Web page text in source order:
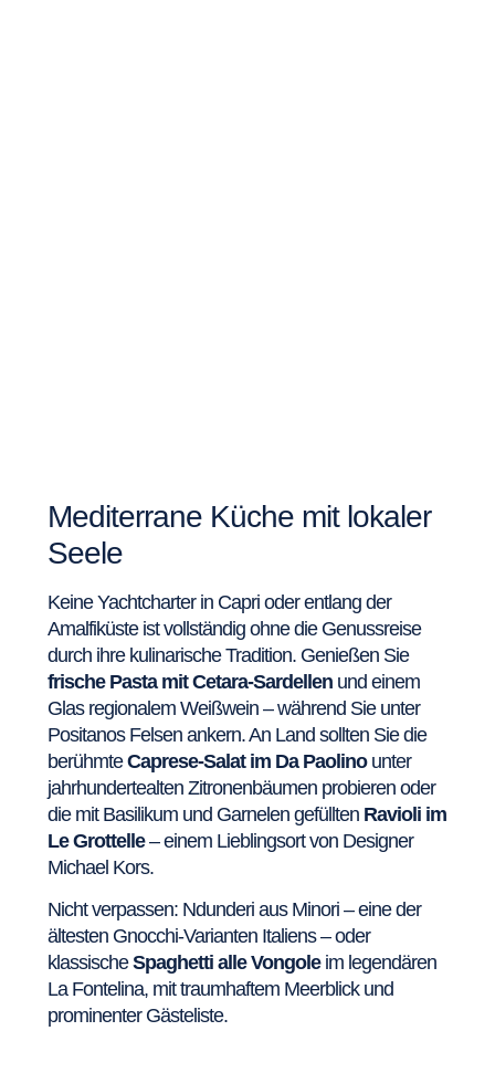
Mediterrane Küche mit lokaler
Seele
Keine Yachtcharter in Capri oder entlang der
Amalfiküste ist vollständig ohne die Genussreise
durch ihre kulinarische Tradition. Genießen Sie
frische Pasta mit Cetara-Sardellenund einem
Glas regionalem Weißwein – während Sie unter
Positanos Felsen ankern. An Land sollten Sie die
berühmteCaprese-Salat im Da Paolinounter
jahrhundertealten Zitronenbäumen probieren oder
die mit Basilikum und Garnelen gefüllten Ravioli im
Le Grottelle– einem Lieblingsort von Designer
Michael Kors.
Nicht verpassen: Ndunderi aus Minori – eine der
ältesten Gnocchi-Varianten Italiens – oder
klassischeSpaghetti alle Vongoleim legendären
La Fontelina, mit traumhaftem Meerblick und
prominenter Gästeliste.